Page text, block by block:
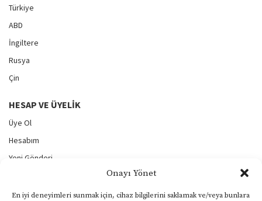
Onayı Yönet
En iyi deneyimleri sunmak için, cihaz bilgilerini saklamak ve/veya bunlara
Türkiye
ABD
İngiltere
Rusya
Çin
HESAP VE ÜYELIK
Üye Ol
Hesabım
Yeni Gönderi
Şifremi Unuttum